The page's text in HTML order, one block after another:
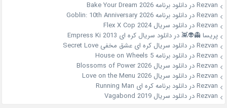
Rezvanدردانلود برنامه Bake Your Dream 2026
Rezvanدردانلود برنامه Goblin: 10th Anniversary 2026
Rezvanدردانلود سریال Flex X Cop 2024
پریسا 👻👽👾دردانلود سریال کره ای Empress Ki 2013
Rezvanدردانلود سریال کره ای عشق مخفی Secret Love
Rezvanدردانلود برنامه House on Wheels 5
Rezvanدردانلود سریال Blossoms of Power 2026
Rezvanدردانلود سریال Love on the Menu 2026
Rezvanدردانلود برنامه کره ای Running Man
Rezvanدردانلود سریال Vagabond 2019